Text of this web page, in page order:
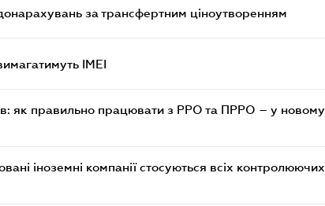
за трансфертним ціноутворенням
IMEI
як правильно працювати з РРО та ПРРО – у новому
іноземні компанії стосуються всіх контролюючих